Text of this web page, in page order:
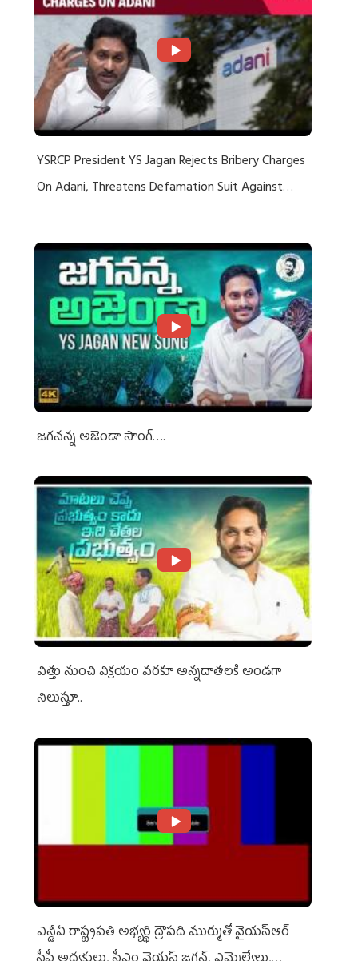
YSRCP President YS Jagan Rejects Bribery Charges
On Adani, Threatens Defamation Suit Against
జగనన్న అజెండా సాంగ్….
విత్తు నుంచి విక్రయం వరకూ అన్నదాతలకి అండగా
నిలుస్తూ..
ఎన్డీఏ రాష్ట్ర‌ప‌తి అభ్య‌ర్థి ద్రౌప‌ది ముర్ముతో వైయ‌స్ఆర్